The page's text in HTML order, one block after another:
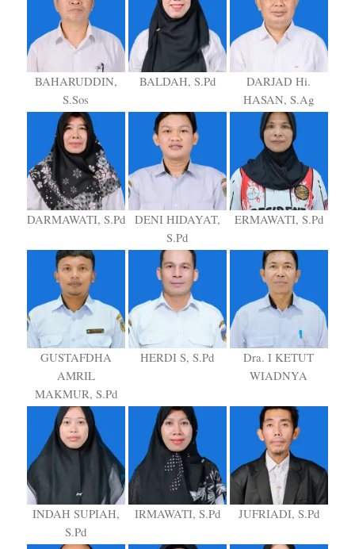
BAHARUDDIN,
S.Sos
BALDAH, S.Pd
DARJAD Hi.
HASAN, S.Ag
DARMAWATI, S.Pd DENI HIDAYAT,
S.Pd
ERMAWATI, S.Pd
GUSTAFDHA
AMRIL
MAKMUR, S.Pd
HERDI S, S.Pd
Dra. I KETUT
WIADNYA
INDAH SUPIAH,
S.Pd
IRMAWATI, S.Pd JUFRIADI, S.Pd